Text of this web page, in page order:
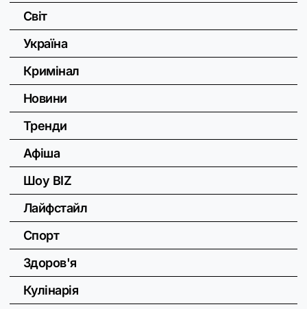
Світ
Україна
Кримінал
Новини
Тренди
Афіша
Шоу BIZ
Лайфстайл
Спорт
Здоров'я
Кулінарія